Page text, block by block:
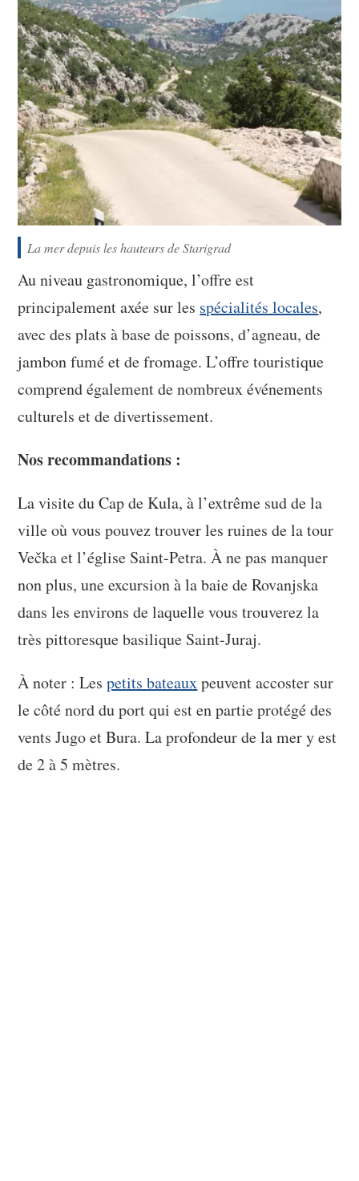
La mer depuis les hauteurs de Starigrad
Au niveau gastronomique, l’offre est
principalement axée sur les spécialités locales,
avec des plats à base de poissons, d’agneau, de
jambon fumé et de fromage. L’offre touristique
comprend également de nombreux événements
culturels et de divertissement.
Nos recommandations :
La visite du Cap de Kula, à l’extrême sud de la
ville où vous pouvez trouver les ruines de la tour
Večka et l’église Saint-Petra. À ne pas manquer
non plus, une excursion à la baie de Rovanjska
dans les environs de laquelle vous trouverez la
très pittoresque basilique Saint-Juraj.
À noter : Lespetits bateauxpeuvent accoster sur
le côté nord du port qui est en partie protégé des
vents Jugo et Bura. La profondeur de la mer y est
de 2 à 5 mètres.